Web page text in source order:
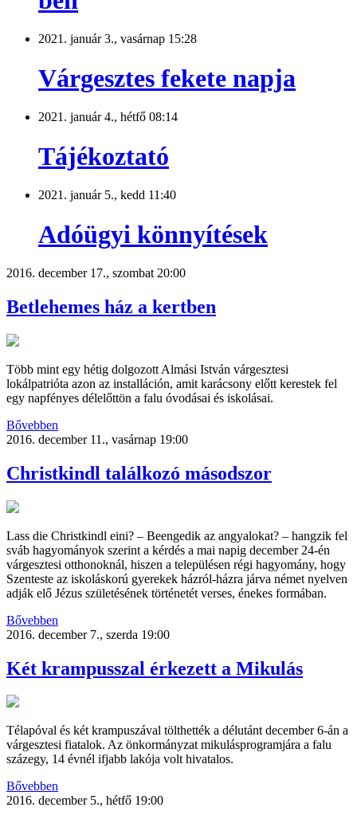
2021. január 3., vasárnap 15:28
Várgesztes fekete napja
2021. január 4., hétfő 08:14
Tájékoztató
2021. január 5., kedd 11:40
Adóügyi könnyítések
2016. december 17., szombat 20:00
Betlehemes ház a kertben
Több mint egy hétig dolgozott Almási István várgesztesi
lokálpatrióta azon az installáción, amit karácsony előtt kerestek fel
egy napfényes délelőttön a falu óvodásai és iskolásai.
Bővebben
2016. december 11., vasárnap 19:00
Christkindl találkozó másodszor
Lass die Christkindl eini? – Beengedik az angyalokat? – hangzik fel
sváb hagyományok szerint a kérdés a mai napig december 24-én
várgesztesi otthonoknál, hiszen a településen régi hagyomány, hogy
Szenteste az iskoláskorú gyerekek házról-házra járva német nyelven
adják elő Jézus születésének történetét verses, énekes formában.
Bővebben
2016. december 7., szerda 19:00
Két krampusszal érkezett a Mikulás
Télapóval és két krampuszával tölthették a délutánt december 6-án a
várgesztesi fiatalok. Az önkormányzat mikulásprogramjára a falu
százegy, 14 évnél ifjabb lakója volt hivatalos.
Bővebben
2016. december 5., hétfő 19:00